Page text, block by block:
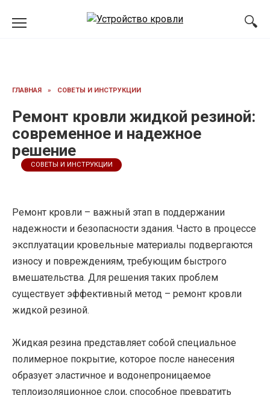
ГЛАВНАЯ » СОВЕТЫ И ИНСТРУКЦИИ
Ремонт кровли жидкой резиной:
современное и надежное
решение
СОВЕТЫ И ИНСТРУКЦИИ
Ремонт кровли – важный этап в поддержании
надежности и безопасности здания. Часто в процессе
эксплуатации кровельные материалы подвергаются
износу и повреждениям, требующим быстрого
вмешательства. Для решения таких проблем
существует эффективный метод – ремонт кровли
жидкой резиной.
Жидкая резина представляет собой специальное
полимерное покрытие, которое после нанесения
образует эластичное и водонепроницаемое
теплоизоляционное слои, способное превратить